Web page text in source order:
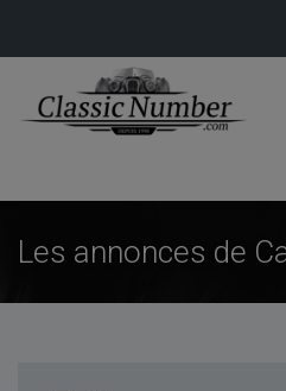
Les annonces de